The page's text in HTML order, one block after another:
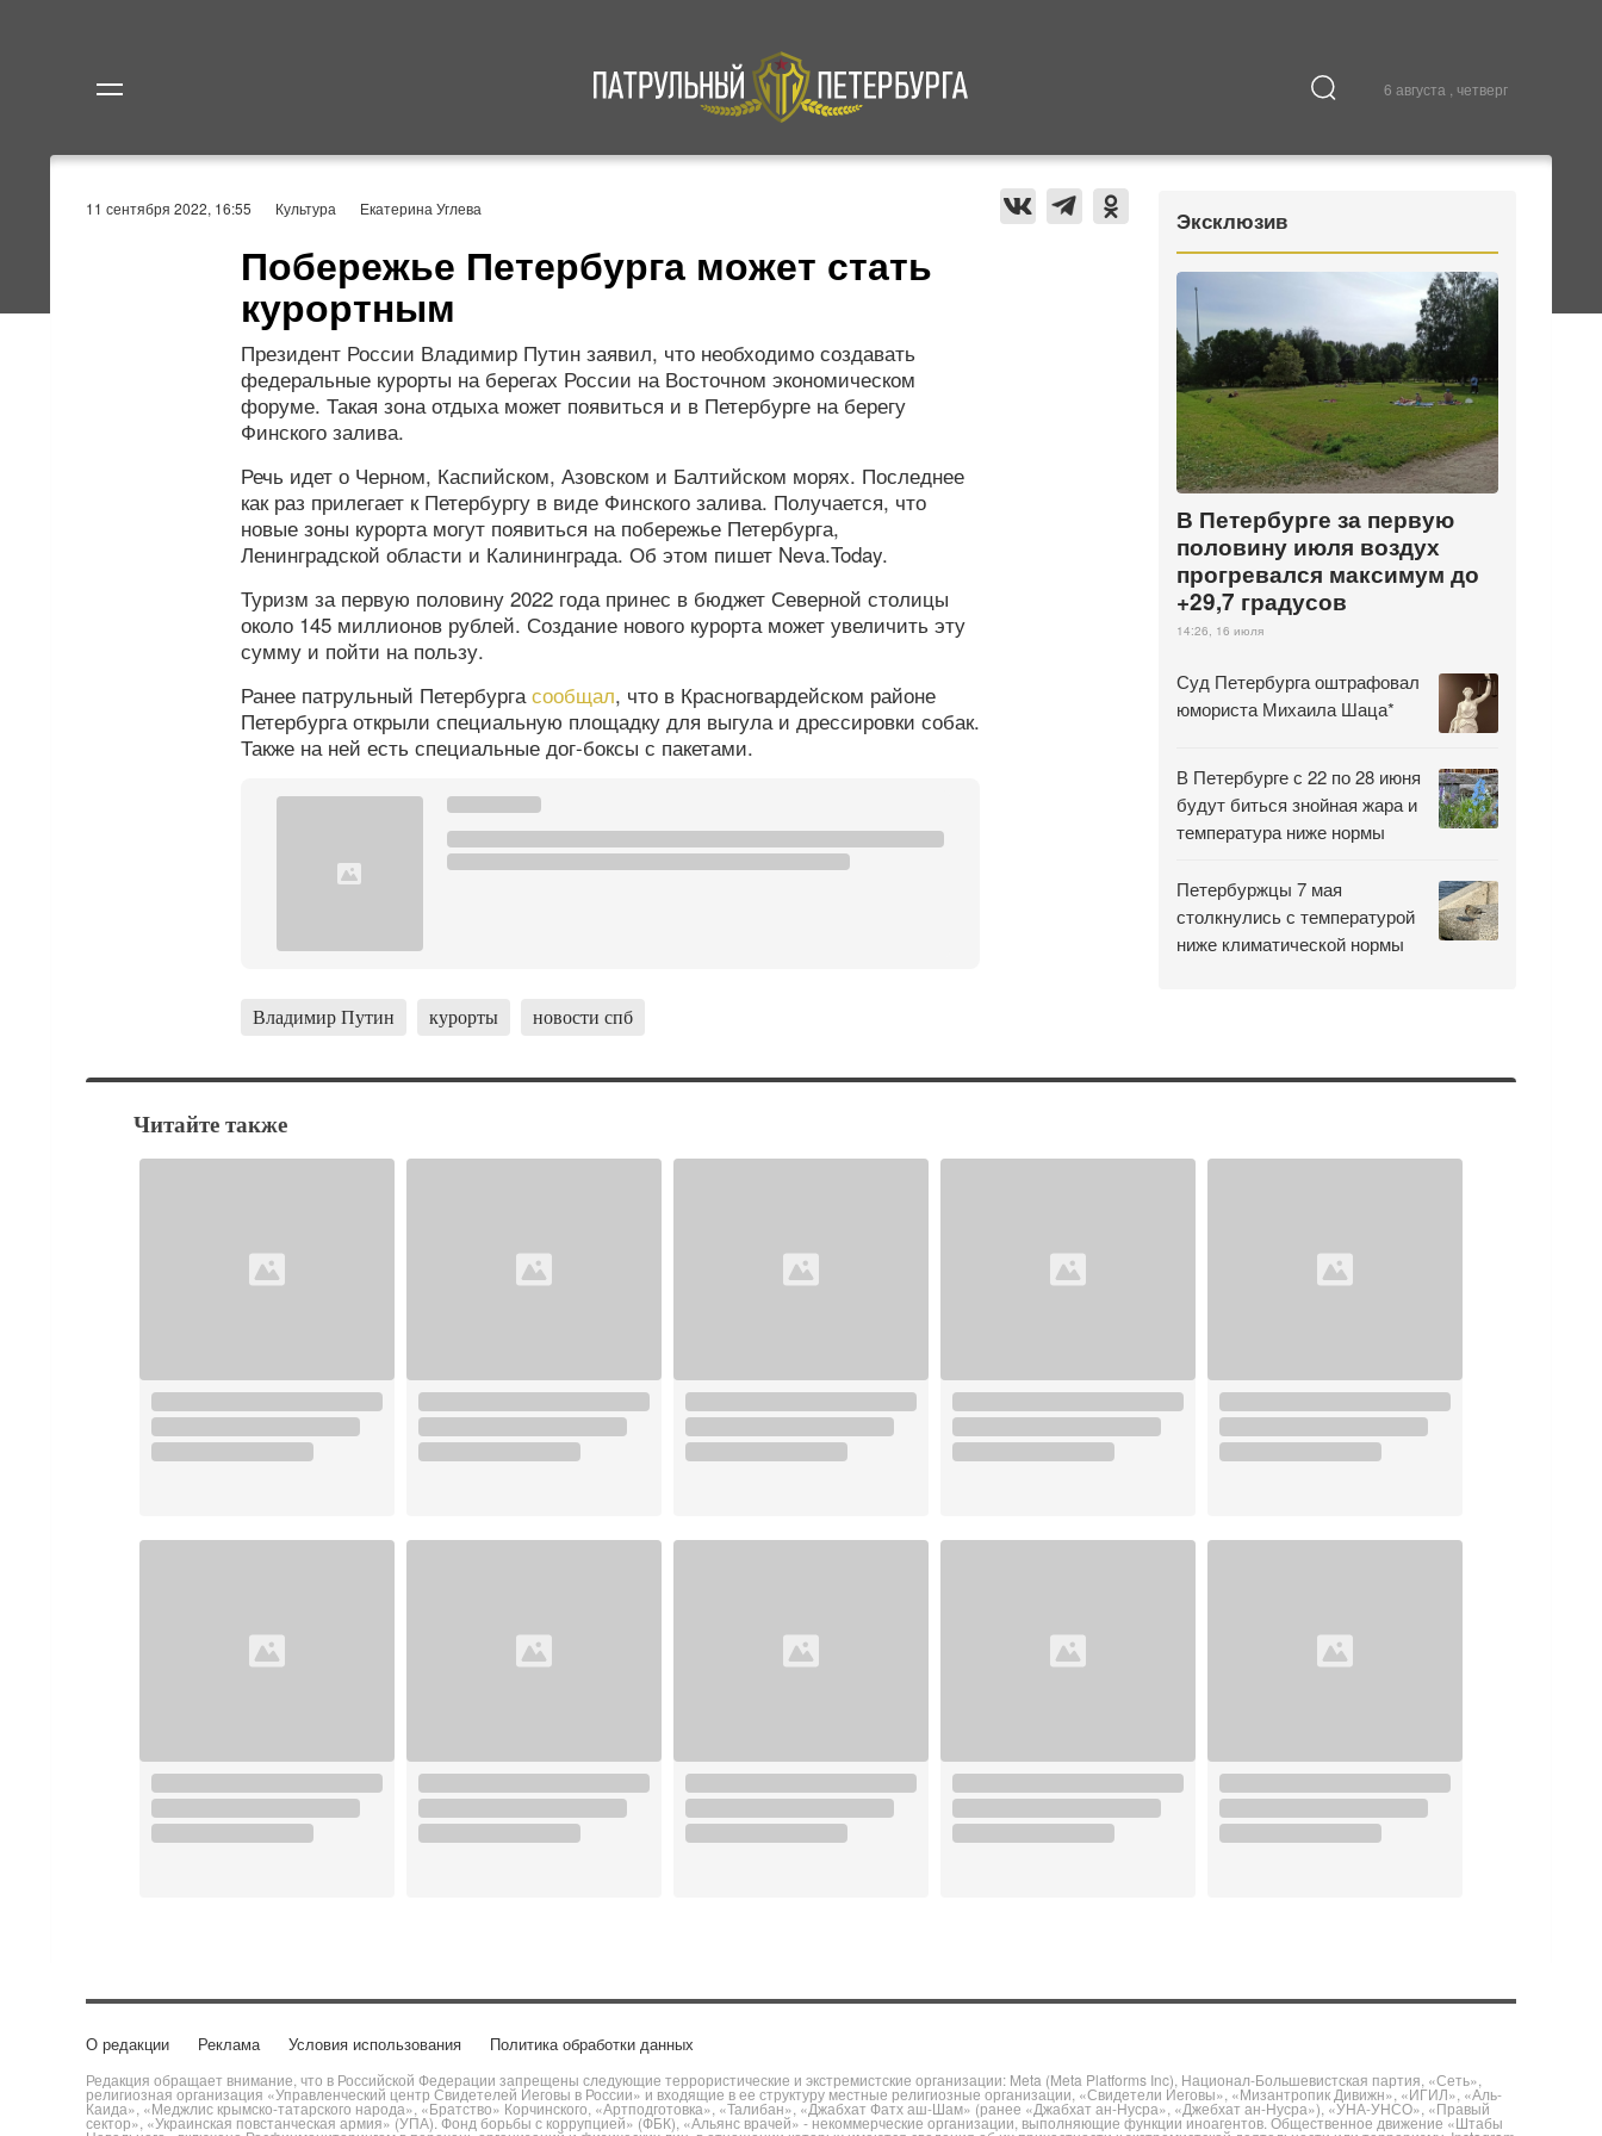
6 августа , четверг
Происшествия Культура
11 сентября 2022, 16:55 Культура Екатерина Углева
Побережье Петербурга может стать
курортным
Президент России Владимир Путин заявил, что необходимо создавать
федеральные курорты на берегах России на Восточном экономическом
форуме. Такая зона отдыха может появиться и в Петербурге на берегу
Финского залива.
Речь идет о Черном, Каспийском, Азовском и Балтийском морях. Последнее
как раз прилегает к Петербургу в виде Финского залива. Получается, что
новые зоны курорта могут появиться на побережье Петербурга,
Ленинградской области и Калининграда. Об этом пишет Neva.Today.
Туризм за первую половину 2022 года принес в бюджет Северной столицы
около 145 миллионов рублей. Создание нового курорта может увеличить эту
сумму и пойти на пользу.
Ранее патрульный Петербургасообщал, что в Красногвардейском районе
Петербурга открыли специальную площадку для выгула и дрессировки собак.
Также на ней есть специальные дог-боксы с пакетами.
Владимир Путин курорты новости спб
Эксклюзив
В Петербурге за первую
половину июля воздух
прогревался максимум до
+29,7 градусов
14:26, 16 июля
Суд Петербурга оштрафовал
юмориста Михаила Шаца*
В Петербурге с 22 по 28 июня
будут биться знойная жара и
температура ниже нормы
Петербуржцы 7 мая
столкнулись с температурой
ниже климатической нормы
Читайте также
О редакции Реклама Условия использования Политика обработки данных
Редакция обращает внимание, что в Российской Федерации запрещены следующие террористические и экстремистские организации: Meta (Meta Platforms Inc), Национал-Большевистская партия, «Сеть»,
религиозная организация «Управленческий центр Свидетелей Иеговы в России» и входящие в ее структуру местные религиозные организации, «Свидетели Иеговы», «Мизантропик Дивижн», «ИГИЛ», «Аль-
Каида», «Меджлис крымско-татарского народа», «Братство» Корчинского, «Артподготовка», «Талибан», «Джабхат Фатх аш-Шам» (ранее «Джабхат ан-Нусра», «Джебхат ан-Нусра»), «УНА-УНСО», «Правый
сектор», «Украинская повстанческая армия» (УПА). Фонд борьбы с коррупцией» (ФБК), «Альянс врачей» - некоммерческие организации, выполняющие функции иноагентов. Общественное движение «Штабы